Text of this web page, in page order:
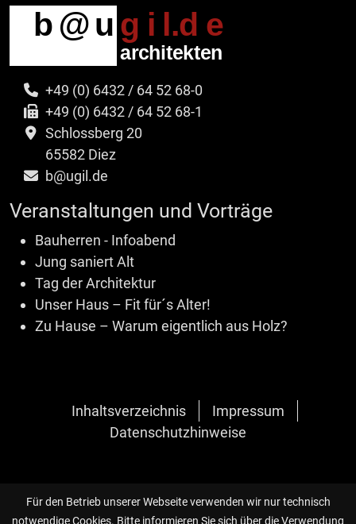
Für den Betrieb unserer Webseite verwenden wir nur technisch
notwendige Cookies. Bitte informieren Sie sich über die Verwendung
+49 (0) 6432 / 64 52 68-0
+49 (0) 6432 / 64 52 68-1
Schlossberg 20
65582 Diez
b@ugil.de
Veranstaltungen und Vorträge
Bauherren - Infoabend
Jung saniert Alt
Tag der Architektur
Unser Haus – Fit für´s Alter!
Zu Hause – Warum eigentlich aus Holz?
Inhaltsverzeichnis
Impressum
Datenschutzhinweise